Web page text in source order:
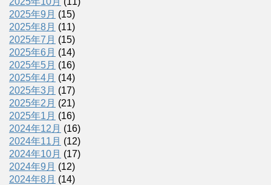
2025年9月 (15)
2025年8月 (11)
2025年7月 (15)
2025年6月 (14)
2025年5月 (16)
2025年4月 (14)
2025年3月 (17)
2025年2月 (21)
2025年1月 (16)
2024年12月 (16)
2024年11月 (12)
2024年10月 (17)
2024年9月 (12)
2024年8月 (14)